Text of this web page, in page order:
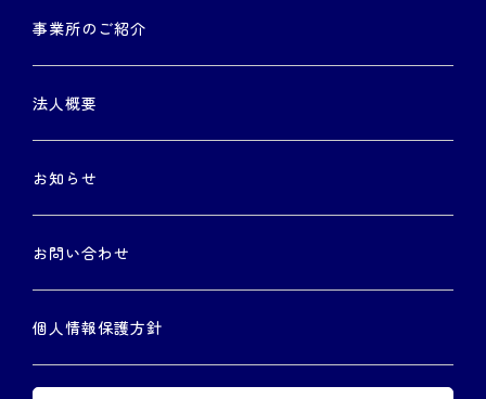
事業所のご紹介
法人概要
お知らせ
お問い合わせ
個人情報保護方針